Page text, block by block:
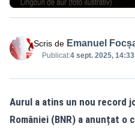
Scris de Emanuel
Publicat:4 sept. 2025, 14:33
Aurul a atins un nou record
României (BNR) a anunțat